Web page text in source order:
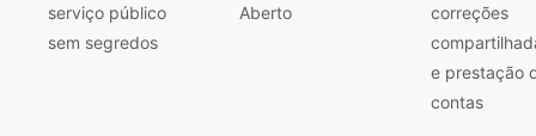
serviço público
sem segredos
Aberto
correções
e prestação
contas